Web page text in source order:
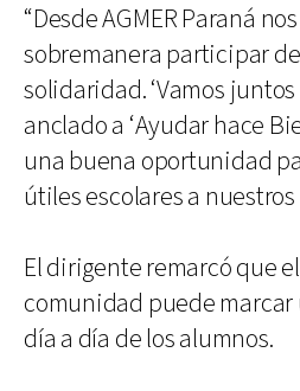
“Desde AGMER Paraná
sobremanera participar
solidaridad. ‘Vamos juntos
anclado a ‘Ayudar hace
una buena oportunidad
útiles escolares a
El dirigente remarcó que
comunidad puede
día a día de los alumnos.